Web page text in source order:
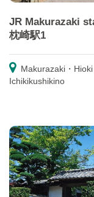
JR Makurazaki
枕崎駅1
Makurazaki・Hioki
Ichikikushikino